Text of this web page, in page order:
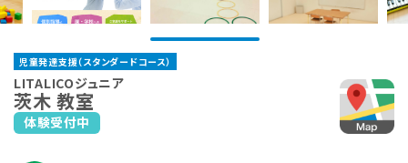
児童発達支援（スタンダードコース）
LITALICOジュニア
茨木 教室
体験受付中
保育所等訪問支援とは、児童福祉法に基づくサービスで、児童
発達支援や放課後等デイサービスと同じ「障害児通所支援」の
一つです。保育所（保育園）や幼稚園、小学校など、お子さまが
LITALICOジュニアでは、保護者さま向けのサービス「ペアレ
ントトレーニング」というプログラムを提供しています。ペアレ
ントトレーニングとは子育てのイライラを軽減し、自分もお子さ
お持ちの方がご利用いただけます。
LITALICOジュニア
大日教室
大阪メトロ谷町線「大日駅」・大阪モノレール「大日駅」より徒歩4分
LITALICOジュニア
LITALICOジュニア
千里丘教室
JR京都線「千里丘駅」より徒歩3分
LITALICOジュニア